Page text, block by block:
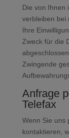
Die von Ihnen
verbleiben bei
Ihre
Zweck für die
Zwingende
Anfrage
Telefax
Wenn Sie uns
kontaktieren,